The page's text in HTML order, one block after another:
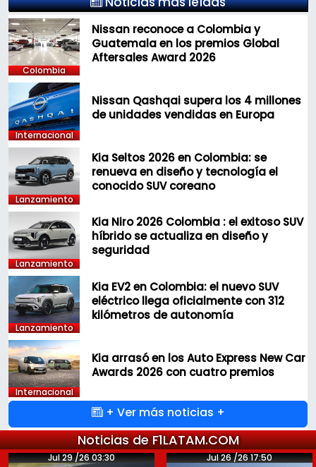
Colombia
Nissan reconoce a Colombia y
Guatemala en los premios Global
Aftersales Award 2026
Internacional
Nissan Qashqai supera los 4 millones
de unidades vendidas en Europa
Lanzamiento
Kia Seltos 2026 en Colombia: se
renueva en diseño y tecnología el
conocido SUV coreano
Lanzamiento
Kia Niro 2026 Colombia : el exitoso SUV
híbrido se actualiza en diseño y
seguridad
Lanzamiento
Kia EV2 en Colombia: el nuevo SUV
eléctrico llega oficialmente con 312
kilómetros de autonomía
Internacional
Kia arrasó en los Auto Express New Car
Awards 2026 con cuatro premios
+ Ver más noticias +
Noticias de F1LATAM.COM
Jul 29 /26 03:30 Jul 26 /26 17:50